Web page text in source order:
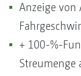
Anzeige von
+ 100-%-
Streumenge